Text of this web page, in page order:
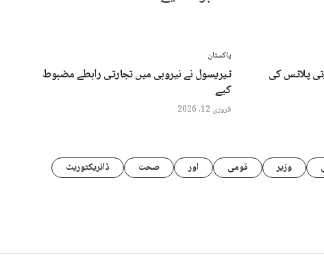
پلاٹس کی
پاکستان
ٹیریسول نے نیروبی میں تجارتی رابطے مضبوط
کیے
فروری 12, 2026
وزیر قومی اور صحت
ڈائریکٹوریٹ